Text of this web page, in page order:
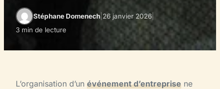
Stéphane Domenech 26 janvier 2026|
3 min de lecture
L’organisation d’un événement d’entreprise ne